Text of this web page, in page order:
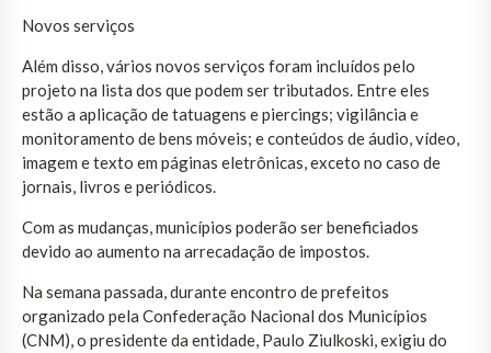
Novos serviços
Além disso, vários novos serviços foram incluídos pelo
projeto na lista dos que podem ser tributados. Entre eles
estão a aplicação de tatuagens e piercings; vigilância e
monitoramento de bens móveis; e conteúdos de áudio, vídeo,
imagem e texto em páginas eletrônicas, exceto no caso de
jornais, livros e periódicos.
Com as mudanças, municípios poderão ser beneficiados
devido ao aumento na arrecadação de impostos.
Na semana passada, durante encontro de prefeitos
organizado pela Confederação Nacional dos Municípios
(CNM), o presidente da entidade, Paulo Ziulkoski, exigiu do